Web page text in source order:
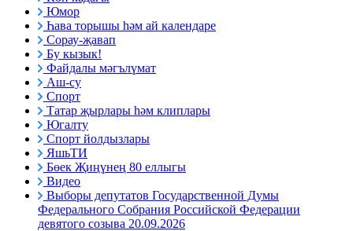
Юмор
Һава торышы һәм ай календаре
Сорау-җавап
Бу кызык!
Файдалы мәгълүмат
Аш-су
Спорт
Татар җырлары һәм клиплары
Югалту
Спорт йолдызлары
ЯшьТИ
Бөек Җиңүнең 80 еллыгы
Видео
Выборы депутатов Государственной Думы
Федерального Собрания Российской Федерации
девятого созыва 20.09.2026